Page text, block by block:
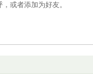
或者添加为好友。